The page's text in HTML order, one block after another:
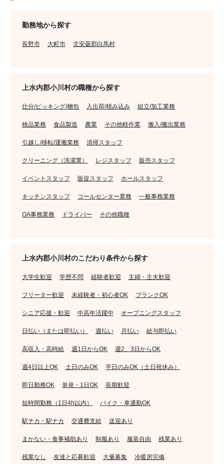
勤務地から探す
長野市 大町市 北安曇郡白馬村
上水内郡小川村の職種から探す
仕分/ピッキング/梱包 入出荷/積み込み 組立/加工業務
検品業務 食品製造 農業 その他軽作業 搬入/搬出業務
引越し/移転/運搬業務 清掃スタッフ
クリーニング（洗濯業） レジスタッフ 販売スタッフ
イベントスタッフ 販促スタッフ ホールスタッフ
キッチンスタッフ コールセンター業務 一般事務業務
OA事務業務 ドライバー その他職種
上水内郡小川村のこだわり条件から探す
大学生歓迎 学歴不問 経験者歓迎 主婦・主夫歓迎
フリーター歓迎 未経験者・初心者OK ブランクOK
シニア応援・歓迎 中高年活躍中 オープニングスタッフ
日払い（または即払い） 週払い 月払い 給与即払い
高収入・高時給 週1日からOK 週2、3日からOK
週4日以上OK 土日のみOK 平日のみOK（土日祝休み）
即日勤務OK 単発・1日OK 長期歓迎
短時間勤務（1日4h以内） バイク・車通勤OK
駅チカ・駅ナカ 交通費支給 送迎あり
まかない・食事補助あり 制服あり 服装自由 残業あり
残業なし 友達と応募歓迎 大量募集 冷暖房完備